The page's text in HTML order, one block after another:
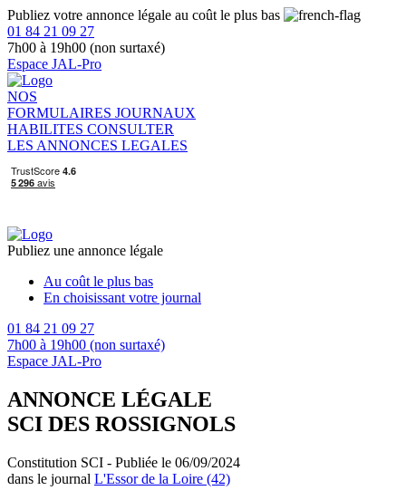
Publiez votre annonce légale au coût le plus bas
01 84 21 09 27
7h00 à 19h00 (non surtaxé)
Espace JAL-Pro
NOS
FORMULAIRES JOURNAUX
HABILITES CONSULTER
LES ANNONCES LEGALES
Publiez une annonce légale
Au coût le plus bas
En choisissant votre journal
01 84 21 09 27
7h00 à 19h00 (non surtaxé)
Espace JAL-Pro
ANNONCE LÉGALE
SCI DES ROSSIGNOLS
Constitution SCI - Publiée le 06/09/2024
dans le journal L'Essor de la Loire (42)